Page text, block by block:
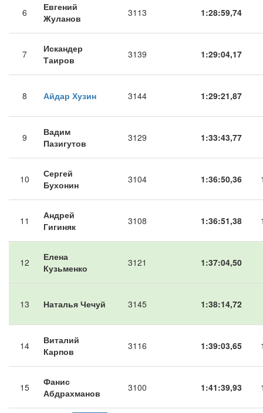
6
Евгений
Жуланов
3113 1:28:59,74
7
Искандер
Таиров
3139 1:29:04,17
8 Айдар Хузин 3144 1:29:21,87
9
Вадим
Пазигутов
3129 1:33:43,77
10
Сергей
Бухонин
3104 1:36:50,36
11
Андрей
Гигиняк
3108 1:36:51,38
12
Елена
Кузьменко
3121 1:37:04,50
13 Наталья Чечуй 3145 1:38:14,72
14
Виталий
Карпов
3116 1:39:03,65
15
Фанис
Абдрахманов
3100 1:41:39,93